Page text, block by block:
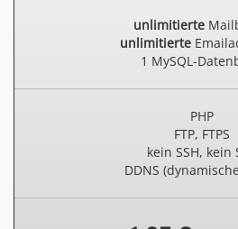
unlimitierte
unlimitierte
1 MySQL-
PHP
FTP, FTPS
kein SSH, kein
DDNS